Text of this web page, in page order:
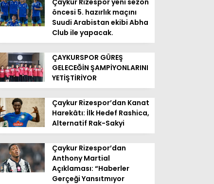
Çaykur Rizespor yeni sezon
öncesi 5. hazırlık maçını
Suudi Arabistan ekibi Abha
Club ile yapacak.
ÇAYKURSPOR GÜREŞ
GELECEĞİN ŞAMPİYONLARINI
YETİŞTİRİYOR
Çaykur Rizespor’dan Kanat
Harekâtı: İlk Hedef Rashica,
Alternatif Rak-Sakyi
Çaykur Rizespor’dan
Anthony Martial
Açıklaması: “Haberler
Gerçeği Yansıtmıyor